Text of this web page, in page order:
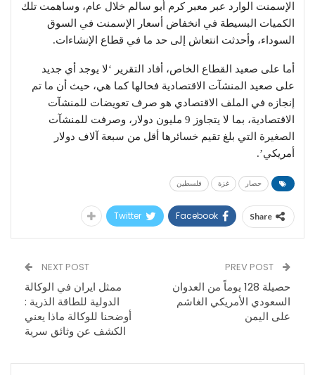
الإسمنت الوارد عبر معبر كرم أبو سالم خلال عام، وساهمت تلك
الكميات البسيطة في انخفاض أسعار الإسمنت في السوق
السوداء، وأحدثت انتعاش إلى حد ما في قطاع الإنشاءات.
أما على صعيد القطاع الخاص، أفاد التقرير ‘لا يوجد أي جديد
على صعيد المنشآت الاقتصادية فحالها كما هي، حيث أن ما تم
إنجازه في الملف الاقتصادي هو صرف تعويضات للمنشآت
الاقتصادية، بما لا يتجاوز 9 مليون دولار، وصرفت للمنشآت
الصغيرة التي بلغ تقيم خسائرها أقل من سبعة آلاف دولار
أمريكي’.
حصار غزة فلسطين
Share
Facebook
Twitter
حصيلة 128 يوماً من العدوان
السعودي الأمريكي الغاشم
على اليمن
NEXT POST
ممثل ايران في الوكالة
الدولية للطاقة الذرية :
أوضحنا للوكالة ماذا يعني
الكشف عن وثائق سرية